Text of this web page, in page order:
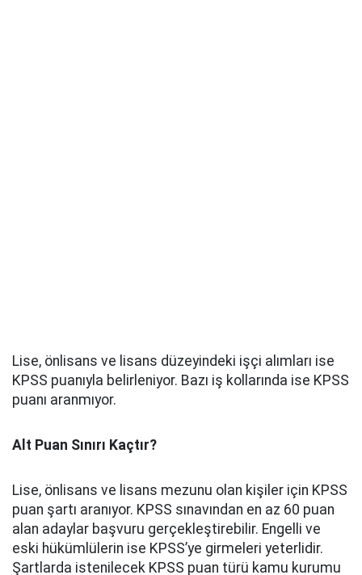
Lise, önlisans ve lisans düzeyindeki işçi alımları ise
KPSS puanıyla belirleniyor. Bazı iş kollarında ise KPSS
puanı aranmıyor.
Alt Puan Sınırı Kaçtır?
Lise, önlisans ve lisans mezunu olan kişiler için KPSS
puan şartı aranıyor. KPSS sınavından en az 60 puan
alan adaylar başvuru gerçekleştirebilir. Engelli ve
eski hükümlülerin ise KPSS’ye girmeleri yeterlidir.
Şartlarda istenilecek KPSS puan türü kamu kurumu